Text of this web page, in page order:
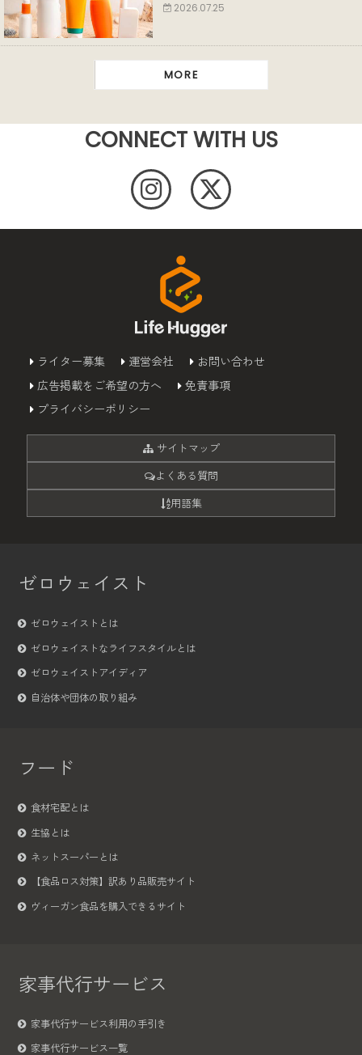
2026.07.25
MORE
CONNECT WITH US
ライター募集 運営会社
お問い合わせ
広告掲載をご希望の方へ
免責事項
プライバシーポリシー
サイトマップ
よくある質問
用語集
ゼロウェイスト
ゼロウェイストとは
ゼロウェイストなライフスタイルとは
ゼロウェイストアイディア
自治体や団体の取り組み
フード
食材宅配とは
生協とは
ネットスーパーとは
【食品ロス対策】訳あり品販売サイト
ヴィーガン食品を購入できるサイト
家事代行サービス
家事代行サービス利用の手引き
家事代行サービス一覧